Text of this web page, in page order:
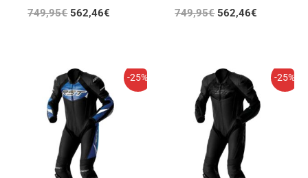
749,95€ 562,46€ 749,95€ 562,46€
-25%
El
precio
original
749,95€.
precio
actual
es:
-25%
El
precio
original
749,95€.
precio
actual
es: